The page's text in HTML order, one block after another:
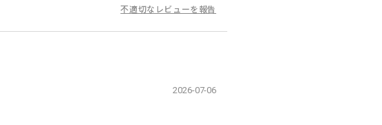
不適切なレビューを報告
2026-07-06